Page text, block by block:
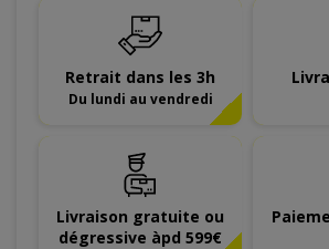
Retrait dans les 3h
Du lundi au vendredi
Livraison gratuite ou
dégressive àpd 599€